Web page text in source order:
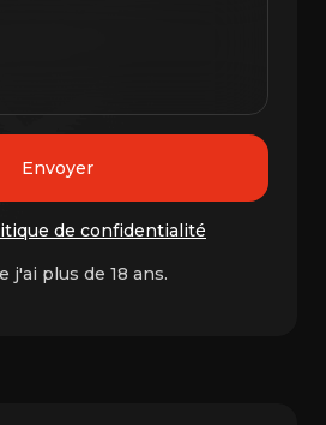
Envoyer
de confidentialité
j'ai plus de 18 ans.